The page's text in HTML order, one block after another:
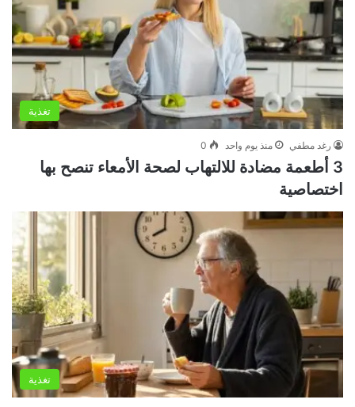
تغذية
رغد مطفي منذ يوم واحد 0
3 أطعمة مضادة للالتهاب لصحة الأمعاء تنصح بها
اختصاصية
تغذية